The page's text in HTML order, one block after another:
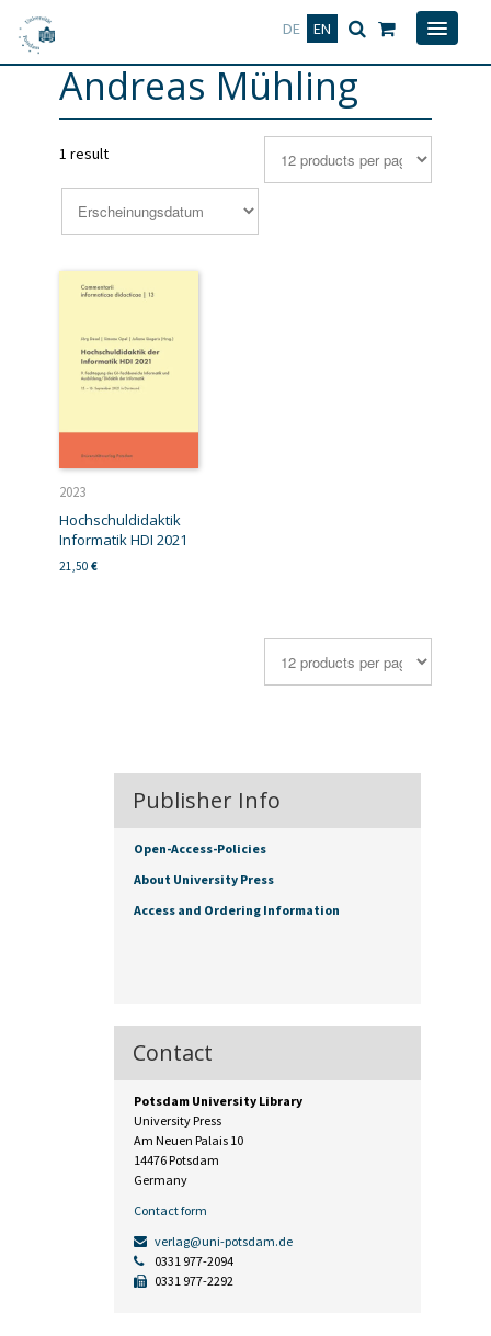
DE EN
Deutsch
Andreas Mühling
1 result
2023
Hochschuldidaktik
Informatik HDI 2021
21,50 €
Publisher Info
Open-Access-Policies
About University Press
Access and Ordering Information
Contact
Potsdam University Library
University Press
Am Neuen Palais 10
14476 Potsdam
Germany
Contact form
verlag@uni-potsdam.de
0331 977-2094
0331 977-2292